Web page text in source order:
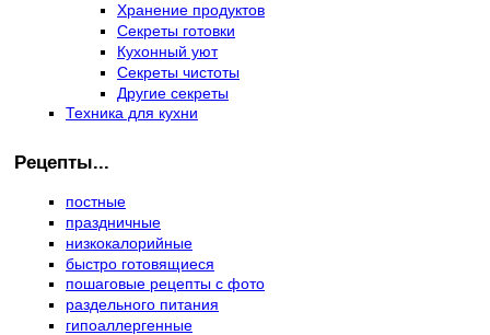
Хранение продуктов
Секреты готовки
Кухонный уют
Секреты чистоты
Другие секреты
Техника для кухни
Рецепты...
постные
праздничные
низкокалорийные
быстро готовящиеся
пошаговые рецепты с фото
раздельного питания
гипоаллергенные